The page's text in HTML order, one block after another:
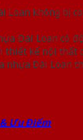
Loan không bị
Đài Loan có
thiết kế nội thất
nhựa Đài Loan
Ưu Điểm